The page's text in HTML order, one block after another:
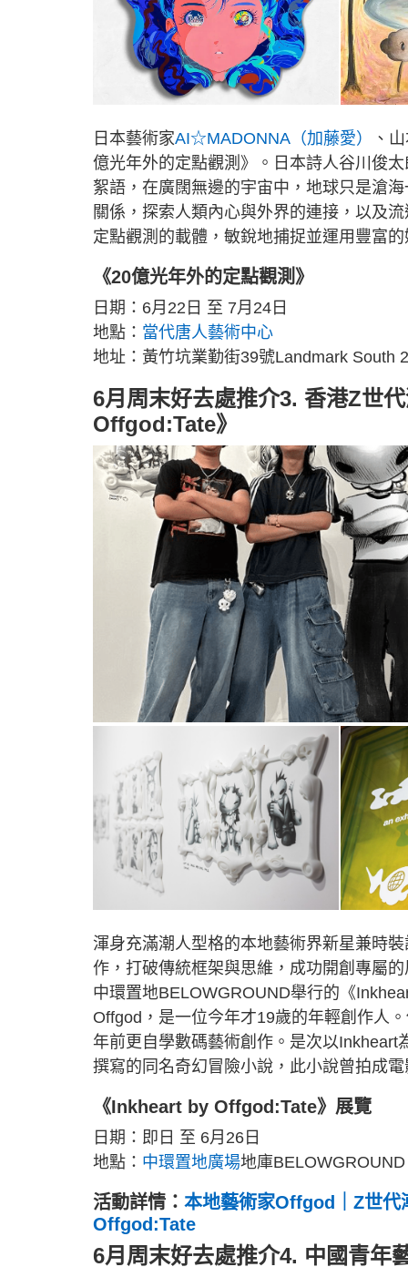
日本藝術家AI☆MADONNA（加藤愛）
、
億光年外的定點觀測》。日本詩人谷川俊
絮語，在廣闊無邊的宇宙中，地球只是滄
關係，探索人類內心與外界的連接，以及
定點觀測的載體，敏銳地捕捉並運用豐富
《20億光年外的定點觀測》
日期：6月22日 至 7月24日
地點： 當代唐人藝術中心
地址：黃竹坑業勤街39號Landmark South
6月周末好去處推介3. 香港Z世
Offgod:Tate》
渾身充滿潮人型格的本地藝術界新星兼時
作，打破傳統框架與思維，成功開創專屬
中環置地BELOWGROUND舉行的《
Offgod，是一位今年才19歲的年輕創作人
年前更自學數碼藝術創作。是次以
撰寫的同名奇幻冒險小說，此小說曾拍成
《Inkheart by Offgod:Tate》展覽
日期：即日 至 6月26日
地點： 中環置地廣場地庫BELOWGROUND
活動詳情： 本地藝術家Offgod｜Z世
Offgod:Tate
6月周末好去處推介4. 中國⻘年